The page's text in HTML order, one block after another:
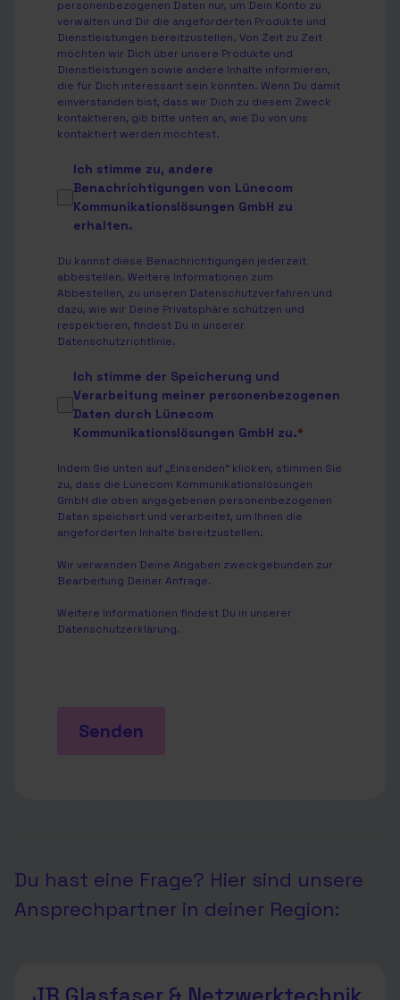
personenbezogenen Daten nur, um Dein Konto zu
verwalten und Dir die angeforderten Produkte und
Dienstleistungen bereitzustellen. Von Zeit zu Zeit
möchten wir Dich über unsere Produkte und
Dienstleistungen sowie andere Inhalte informieren,
die für Dich interessant sein könnten. Wenn Du damit
einverstanden bist, dass wir Dich zu diesem Zweck
kontaktieren, gib bitte unten an, wie Du von uns
kontaktiert werden möchtest.
Ich stimme zu, andere
Benachrichtigungen von Lünecom
Kommunikationslösungen GmbH zu
erhalten.
Du kannst diese Benachrichtigungen jederzeit
abbestellen. Weitere Informationen zum
Abbestellen, zu unseren Datenschutzverfahren und
dazu, wie wir Deine Privatsphäre schützen und
respektieren, findest Du in unserer
Datenschutzrichtlinie.
Ich stimme der Speicherung und
Verarbeitung meiner personenbezogenen
Daten durch Lünecom
Kommunikationslösungen GmbH zu.*
Indem Sie unten auf „Einsenden“ klicken, stimmen Sie
zu, dass die Lünecom Kommunikationslösungen
GmbH die oben angegebenen personenbezogenen
Daten speichert und verarbeitet, um Ihnen die
angeforderten Inhalte bereitzustellen.
Wir verwenden Deine Angaben zweckgebunden zur
Bearbeitung Deiner Anfrage.
Weitere Informationen findest Du in unserer
Datenschutzerklärung.
Senden
Du hast eine Frage? Hier sind unsere
Ansprechpartner in deiner Region: